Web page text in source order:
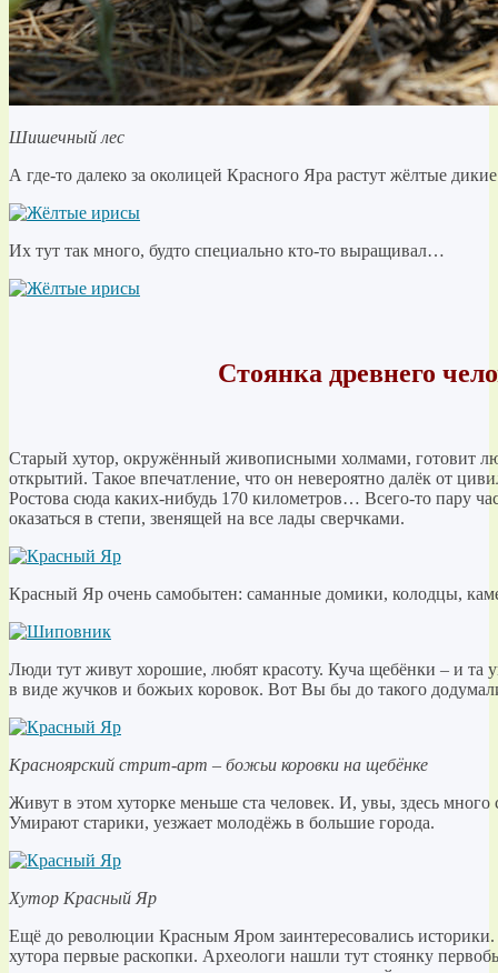
Шишечный лес
А где-то далеко за околицей Красного Яра растут жёлтые
Их тут так много, будто специально кто-то выращивал…
Стоянка древнего
Старый хутор, окружённый живописными холмами, готовит
открытий. Такое впечатление, что он невероятно далёк от
Ростова сюда каких-нибудь 170 километров… Всего-то пару
оказаться в степи, звенящей на все лады сверчками.
Красный Яр очень самобытен: саманные домики, колодцы,
Люди тут живут хорошие, любят красоту. Куча щебёнки – и та
в виде жучков и божьих коровок. Вот Вы бы до такого
Красноярский стрит-арт – божьи коровки на щебёнке
Живут в этом хуторке меньше ста человек. И, увы, здесь
Умирают старики, уезжает молодёжь в большие города.
Хутор Красный Яр
Ещё до революции Красным Яром заинтересовались
хутора первые раскопки. Археологи нашли тут стоянку